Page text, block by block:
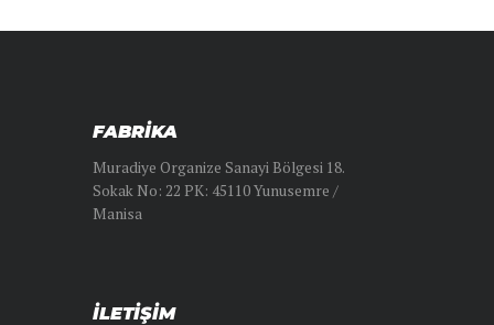
FABRİKA
Muradiye Organize Sanayi Bölgesi 18.
Sokak No: 22 PK: 45110 Yunusemre /
Manisa
İLETIŞIM